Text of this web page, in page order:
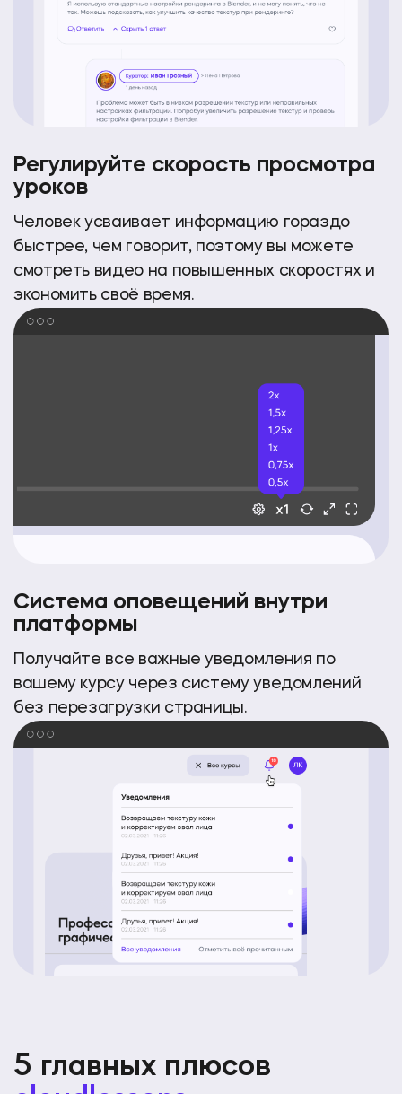
Регулируйте скорость просмотра
уроков
Человек усваивает информацию гораздо
быстрее, чем говорит, поэтому вы можете
смотреть видео на повышенных скоростяхи
экономить своё время.
Система оповещений внутри
платформы
Получайте все важные уведомления по
вашему курсу через систему уведомлений
без перезагрузки страницы.
5 главных плюсов